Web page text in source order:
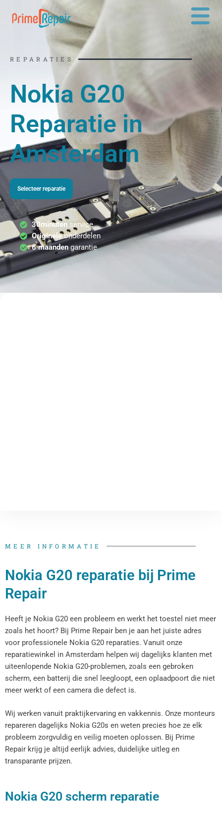
naar
REPARATIES
Nokia G20
Reparatie in
Amsterdam
Selecteer reparatie
30minutenservice
Origineleonderdelen
6 maandengarantie
MEER INFORMATIE
Nokia G20 reparatie bij Prime
Repair
Heeft je Nokia G20 een probleem en werkt het toestel niet meer
zoals het hoort? Bij Prime Repair ben je aan het juiste adres
voor professionele Nokia G20 reparaties. Vanuit onze
reparatiewinkel in Amsterdam helpen wij dagelijks klanten met
uiteenlopende Nokia G20-problemen, zoals een gebroken
scherm, een batterij die snel leegloopt, een oplaadpoort die niet
meer werkt of een camera die defect is.
Wij werken vanuit praktijkervaring en vakkennis. Onze monteurs
repareren dagelijks Nokia G20s en weten precies hoe ze elk
probleem zorgvuldig en veilig moeten oplossen. Bij Prime
Repair krijg je altijd eerlijk advies, duidelijke uitleg en
transparante prijzen.
Nokia G20 scherm reparatie